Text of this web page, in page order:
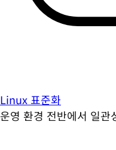
Linux 표준화
운영 환경 전반에서 일관